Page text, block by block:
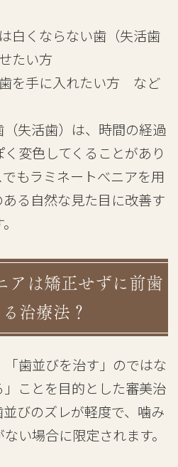
白くならない歯（失活歯
たい方
を手に入れたい方 など
失活歯）は、時間の経過
変色してくることがあり
もラミネートべニアを用
る自然な見た目に改善す
アは矯正せずに前歯
治療法？
歯並びを治す」のではな
ことを目的とした審美治
びのズレが軽度で、噛み
い場合に限定されます。